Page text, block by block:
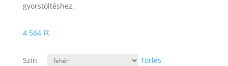
gyorstöltéshez.
4 564 Ft
Szín Törlés